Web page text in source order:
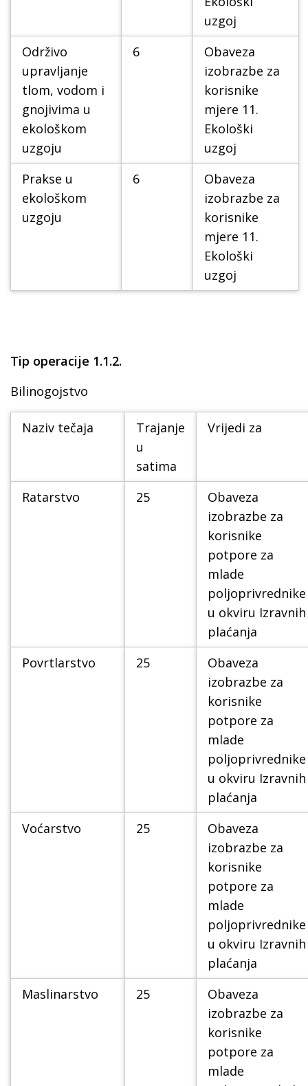
uzgoj
Održivo
upravljanje
tlom, vodom i
gnojivima u
ekološkom
uzgoju
6
Obaveza
izobrazbe za
korisnike
mjere 11.
Ekološki
uzgoj
Prakse u
ekološkom
uzgoju
6
Obaveza
izobrazbe za
korisnike
mjere 11.
Ekološki
uzgoj
Tip operacije 1.1.2.
Bilinogojstvo
Naziv tečaja
Trajanje
u
satima
Vrijedi za
Ratarstvo 25
Obaveza
izobrazbe za
korisnike
potpore za
mlade
poljoprivrednike
u okviru Izravnih
plaćanja
Povrtlarstvo
25
Obaveza
izobrazbe za
korisnike
potpore za
mlade
poljoprivrednike
u okviru Izravnih
plaćanja
Voćarstvo
25
Obaveza
izobrazbe za
korisnike
potpore za
mlade
poljoprivrednike
u okviru Izravnih
plaćanja
Maslinarstvo
25
Obaveza
izobrazbe za
korisnike
potpore za
mlade